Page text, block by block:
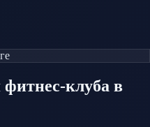
фитнес-клуба в